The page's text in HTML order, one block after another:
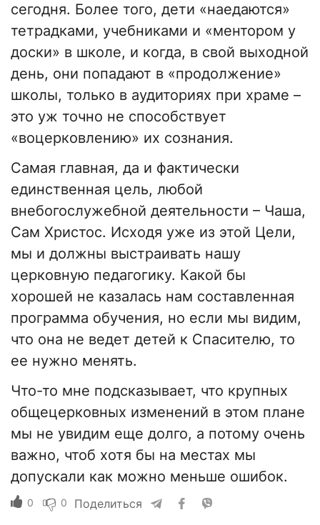
сегодня. Более того, дети «наедаются»
тетрадками, учебниками и «ментором у
доски» в школе, и когда, в свой выходной
день, они попадают в «продолжение»
школы, только в аудиториях при храме –
это уж точно не способствует
«воцерковлению» их сознания.
Самая главная, да и фактически
единственная цель, любой
внебогослужебной деятельности – Чаша,
Сам Христос. Исходя уже из этой Цели,
мы и должны выстраивать нашу
церковную педагогику. Какой бы
хорошей не казалась нам составленная
программа обучения, но если мы видим,
что она не ведет детей к Спасителю, то
ее нужно менять.
Что-то мне подсказывает, что крупных
общецерковных изменений в этом плане
мы не увидим еще долго, а потому очень
важно, чтоб хотя бы на местах мы
допускали как можно меньше ошибок.
0 0 Поделиться